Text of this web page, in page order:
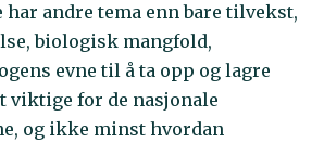
har andre tema enn bare tilvekst,
biologisk mangfold,
evne til å ta opp og lagre
viktige for de nasjonale
og ikke minst hvordan